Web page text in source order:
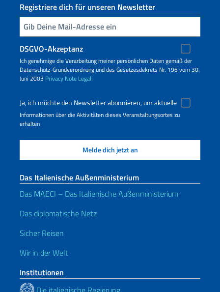
Registriere dich für unseren Newsletter
Geben Sie Ihre E-Mail ein
DSGVO-Akzeptanz
Ich genehmige die Verarbeitung meiner persönlichen Daten gemäß der
Datenschutz-Grundverordnung und des Gesetzesdekrets Nr. 196 vom 30.
Juni 2003 Privacy Note Legali
Ja, ich möchte den Newsletter abonnieren, um aktuelle
Informationen über die Aktivitäten dieses Veranstaltungsortes zu
erhalten
Das Italienische Außenministerium
Das MAECI – Das Italienische Außenministerium
Das diplomatische Netz
Sicher Reisen
Wir in der Welt
Institutionen